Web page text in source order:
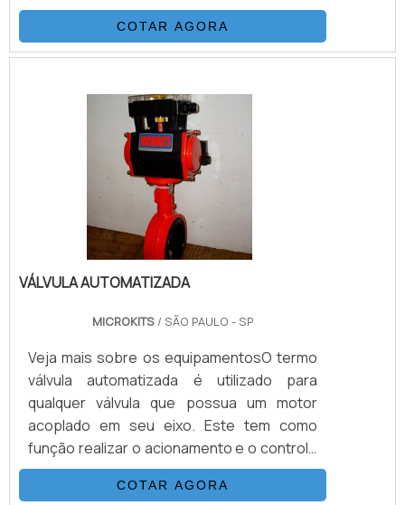
alguns detalhes, como os dois modelos
disponíveis do equipamento. Conheça-
os:PRIMEIRO MODELO DO ATUADOR
peso maiores; É produzido com partes em
ferro fundido e aço carbono; Possui
desenho concebido com apenas uma
câmara e um pistão; Este fica alocado em
um dos lados do atuador.
COTAR AGORA
VÁLVULA AUTOMATIZADA
MICROKITS/ SÃO PAULO - SP
Veja mais sobre os equipamentosO termo
válvula automatizada é utilizado para
qualquer válvula que possua um motor
acoplado em seu eixo. Este tem como
função realizar o acionamento e o controle
de fluído a distância. Este motor também é
conhecido como atuador, e pode ser
COTAR AGORA